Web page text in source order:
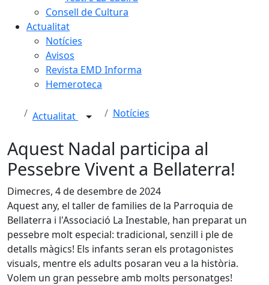
Consell de Cultura
Actualitat
Notícies
Avisos
Revista EMD Informa
Hemeroteca
Actualitat Notícies
Aquest Nadal participa al
Pessebre Vivent a Bellaterra!
Dimecres, 4 de desembre de 2024
Aquest any, el taller de families de la Parroquia de
Bellaterra i l'Associació La Inestable, han preparat un
pessebre molt especial: tradicional, senzill i ple de
detalls màgics! Els infants seran els protagonistes
visuals, mentre els adults posaran veu a la història.
Volem un gran pessebre amb molts personatges!